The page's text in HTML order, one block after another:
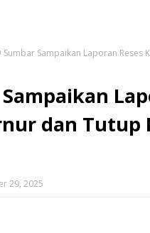
Sumbar Sampaikan Laporan
dan Tutup
29, 2025